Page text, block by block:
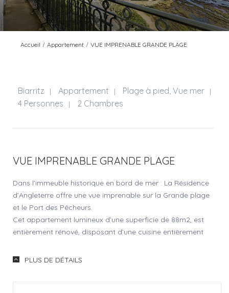
Accueil Appartement VUE IMPRENABLE GRANDE PLAGE
Biarritz | Appartement | Plage à pied, Vue mer |
4 Personnes | 2 Chambres
VUE IMPRENABLE GRANDE PLAGE
Dans l’immeuble historique en bord de mer : La Résidence
d’Angleterre offre une vue imprenable sur la Grande plage
et le Port des Pêcheurs.
Cet appartement lumineux d’une superficie de 88m2, est
entièrement rénové, disposant d’une cuisine entièrement
WC indépendant.
dressing et télévision, et la deuxième chambre comporte
PLUS DE DÉTAILS